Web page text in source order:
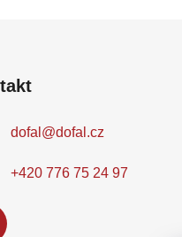
dofal @dofal.cz
+420 776 75 24 97